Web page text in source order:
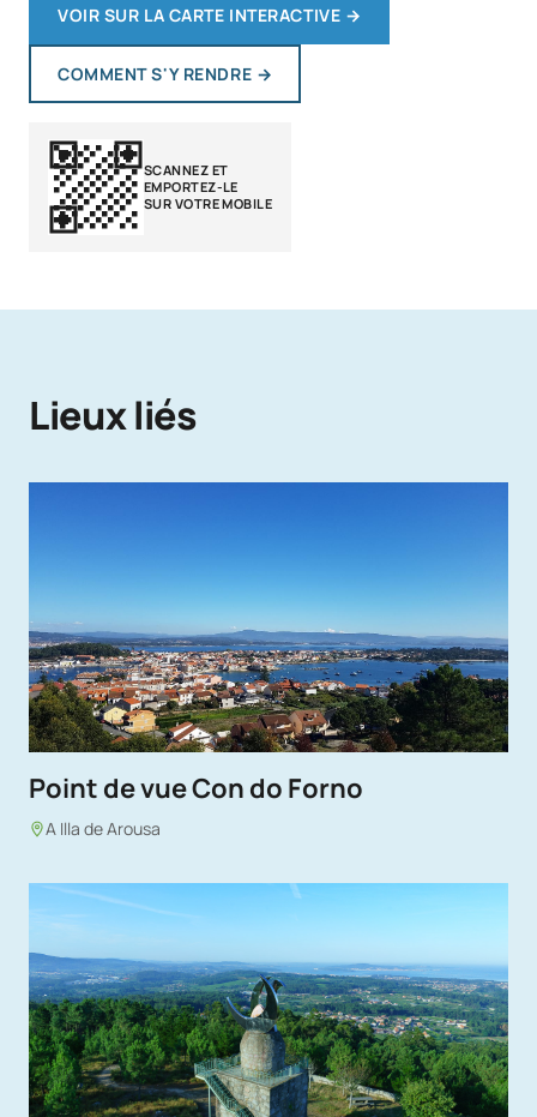
VOIR SUR LA CARTE INTERACTIVE →
COMMENT S'Y RENDRE →
SCANNEZ ET
EMPORTEZ-LE
SUR VOTRE MOBILE
Lieux liés
Point de vue Con do Forno
A Illa de Arousa